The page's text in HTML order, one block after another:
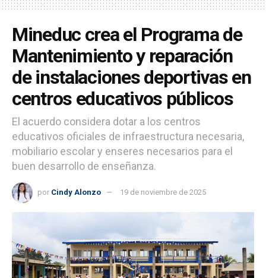
Mineduc crea el Programa de
Mantenimiento y reparación
de instalaciones deportivas en
centros educativos públicos
El acuerdo considera dotar a los centros
educativos oficiales de infraestructura necesaria,
mobiliario escolar y enseres necesarios para el
buen desarrollo de enseñanza.
por Cindy Alonzo 19 de noviembre de 2025